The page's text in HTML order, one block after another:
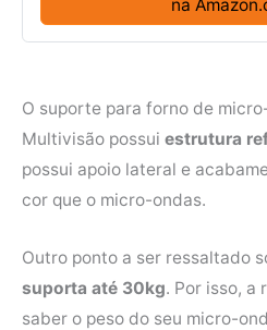
na
O suporte para forno de
Multivisão possui estrutura
possui apoio lateral e
cor que o micro-ondas.
Outro ponto a ser ressaltado
suporta até 30kg. Por isso, a
saber o peso do seu micro-